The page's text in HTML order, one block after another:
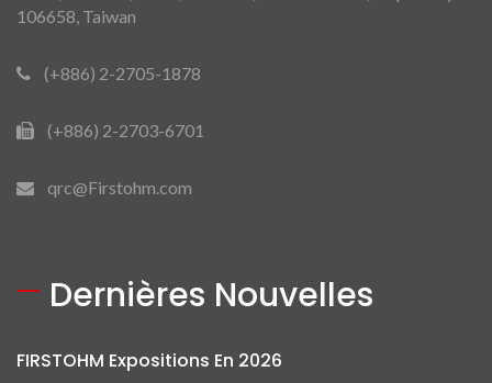
106658, Taiwan
(+886) 2-2705-1878
(+886) 2-2703-6701
qrc@Firstohm.com
Dernières Nouvelles
FIRSTOHM Expositions En 2026